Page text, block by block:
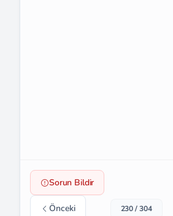
Sorun Bildir
Önceki 230 / 304